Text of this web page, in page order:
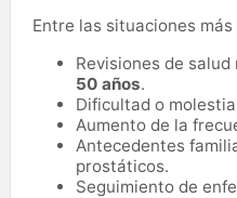
Entre las situaciones
Revisiones de
50 años.
Dificultad o
Aumento de la
Antecedentes
prostáticos.
Seguimiento de